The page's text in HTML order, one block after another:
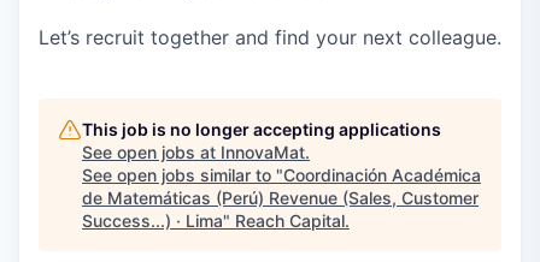
Let’s recruit together and find your next colleague.
This job is no longer accepting applications
See open jobs at InnovaMat.
See open jobs similar to "Coordinación Académica
de Matemáticas (Perú) Revenue (Sales, Customer
Success...) · Lima" Reach Capital.